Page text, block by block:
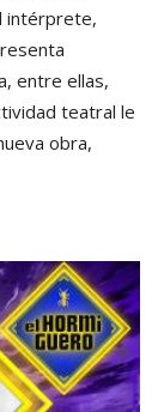
intérprete,
entre ellas,
teatral le
obra,